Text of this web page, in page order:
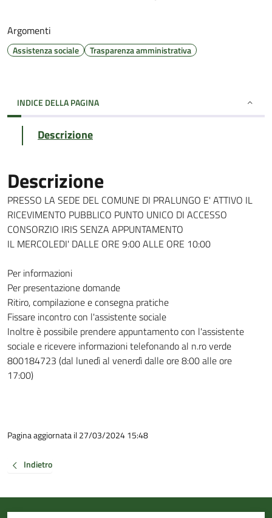
Argomenti
Assistenza sociale Trasparenza amministrativa
INDICE DELLA PAGINA
Descrizione
Descrizione
PRESSO LA SEDE DEL COMUNE DI PRALUNGO E' ATTIVO IL
RICEVIMENTO PUBBLICO PUNTO UNICO DI ACCESSO
CONSORZIO IRIS SENZA APPUNTAMENTO
IL MERCOLEDI' DALLE ORE 9:00 ALLE ORE 10:00
Per informazioni
Per presentazione domande
Ritiro, compilazione e consegna pratiche
Fissare incontro con l'assistente sociale
Inoltre è possibile prendere appuntamento con l'assistente
sociale e ricevere informazioni telefonando al n.ro verde
800184723 (dal lunedì al venerdì dalle ore 8:00 alle ore
17:00)
Pagina aggiornata il 27/03/2024 15:48
Indietro